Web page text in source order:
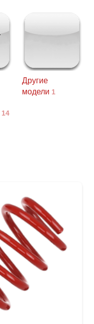
Другие
модели 1
14